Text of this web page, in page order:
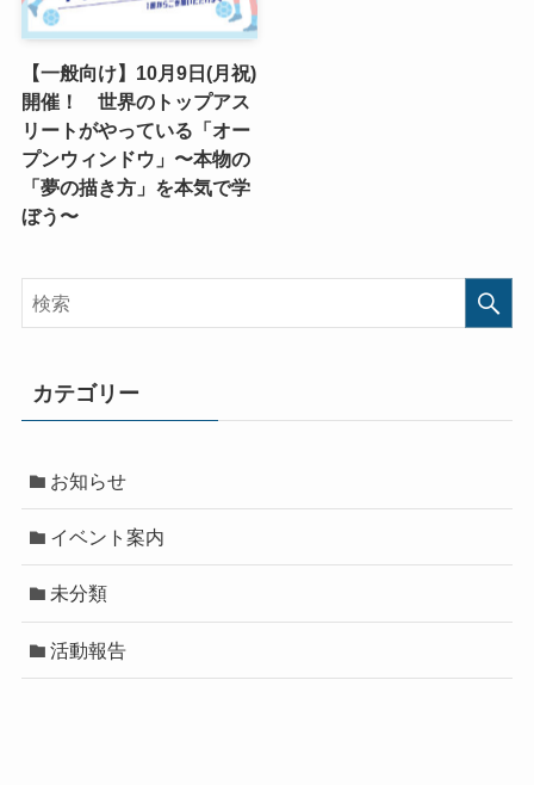
【一般向け】10月9日(月祝)
開催！ 世界のトップアス
リートがやっている「オー
プンウィンドウ」〜本物の
「夢の描き方」を本気で学
ぼう〜
カテゴリー
お知らせ
イベント案内
未分類
活動報告